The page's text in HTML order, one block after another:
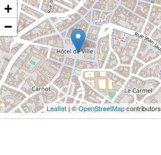
+
−
Leaflet| ©OpenStreetMapcontributors